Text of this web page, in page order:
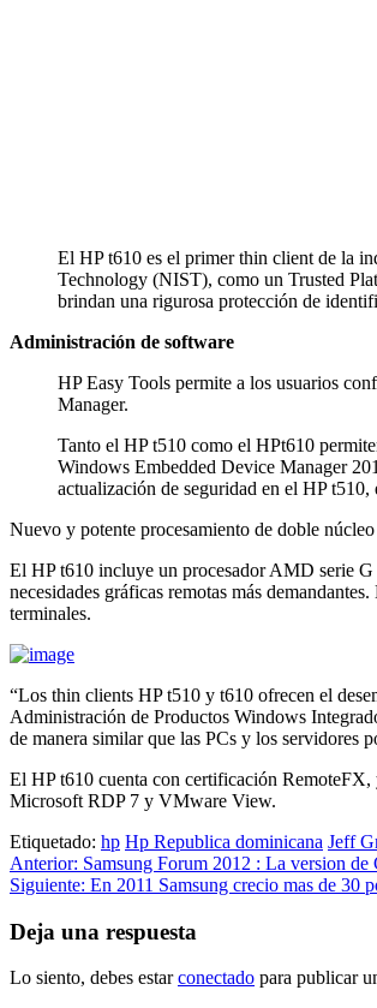
El HP t610 es el primer thin client de la
Technology (NIST), como un Trusted
brindan una rigurosa protección de
Administración de software
HP Easy Tools permite a los usuarios
Manager.
Tanto el HP t510 como el HPt610
Windows Embedded Device Manager
actualización de seguridad en el HP
Nuevo y potente procesamiento de doble núcleo
El HP t610 incluye un procesador AMD serie
necesidades gráficas remotas más
terminales.
“Los thin clients HP t510 y t610 ofrecen el
Administración de Productos Windows
de manera similar que las PCs y los servidores
El HP t610 cuenta con certificación
Microsoft RDP 7 y VMware View.
Etiquetado: hp Hp Republica dominicana Jeff
Navegación
de
entradas
Anterior: Samsung Forum 2012 : La version
Siguiente: En 2011 Samsung crecio mas de 30
Deja una respuesta
Lo siento, debes estarconectado para publicar